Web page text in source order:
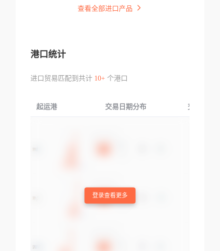
查看全部进口产品
港口统计
进口贸易匹配到共计 10+个港口
起运港 交易日期分布 交易产品
登录查看更多